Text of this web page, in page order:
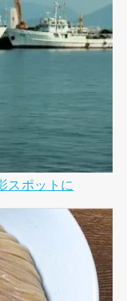
スポットに